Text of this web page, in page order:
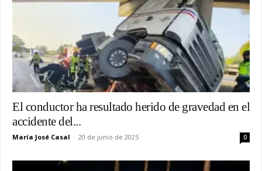
El conductor ha resultado herido de gravedad en el
accidente del...
María José Casal - 20 de junio de 2025 0